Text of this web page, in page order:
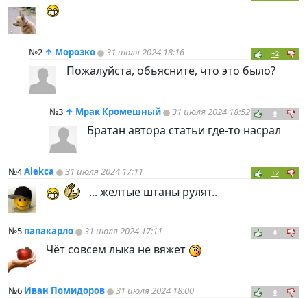
№2 ↑ Морозко 31 июля 2024 18:16 +2
Пожалуйста, обьясните, что это было?
№3 ↑ Мрак Кромешный 31 июля 2024 18:52 0
Братан автора статьи где-то насрал
№4Alekca 31 июля 2024 17:11 +2
... желтые штаны рулят..
№5 папакарло 31 июля 2024 17:11 0
Чёт совсем лыка не вяжет
№6 Иван Помидоров 31 июля 2024 18:00 0